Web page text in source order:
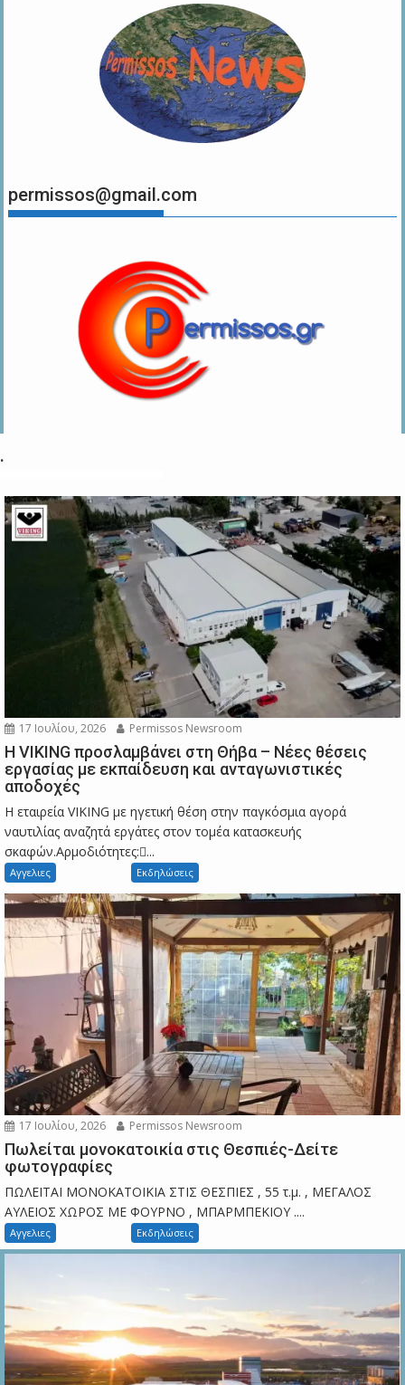
permissos@gmail.com
.
17 Ιουλίου, 2026 Permissos Newsroom
Η VIKING προσλαμβάνει στη Θήβα – Νέες θέσεις
εργασίας με εκπαίδευση και ανταγωνιστικές
αποδοχές
Η εταιρεία VIKING με ηγετική θέση στην παγκόσμια αγορά
ναυτιλίας αναζητά εργάτες στον τομέα κατασκευής
σκαφών.Αρμοδιότητες:...
Αγγελιες Εκδηλώσεις
17 Ιουλίου, 2026 Permissos Newsroom
Πωλείται μονοκατοικία στις Θεσπιές-Δείτε
φωτογραφίες
ΠΩΛΕΙΤΑΙ ΜΟΝΟΚΑΤΟΙΚΙΑ ΣΤΙΣ ΘΕΣΠΙΕΣ , 55 τ.μ. , ΜΕΓΑΛΟΣ
ΑΥΛΕΙΟΣ ΧΩΡΟΣ ΜΕ ΦΟΥΡΝΟ , ΜΠΑΡΜΠΕΚΙΟΥ ....
Αγγελιες Εκδηλώσεις